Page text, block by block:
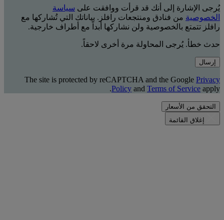
يُرجى الإشارة إلى أنك قد قرأت ووافقت على سياسة
الخصوصية من فنادق ومنتجعات رافلز. بياناتك التي تُشاركها مع
رافلز تتمتع بالخصوصية ولن نشاركها أبداً مع أطراف خارجية.
حدث خطأ. يُرجى المحاولة مرة أخرى لاحقاً.
إرسال
The site is protected by reCAPTCHA and the Google Privacy
Policy and Terms of Service apply.
التحقق من الأسعار
إغلاق القائمة